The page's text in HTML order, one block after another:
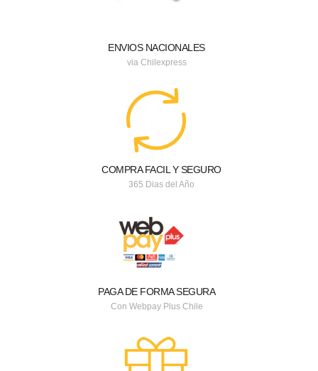
ENVIOS NACIONALES
via Chilexpress
COMPRA FACIL Y SEGURO
365 Dias del Año
PAGA DE FORMA SEGURA
Con Webpay Plus Chile